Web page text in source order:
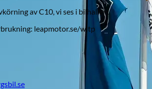
av C10, vi ses i bilhallen.
leapmotor.se/wltp